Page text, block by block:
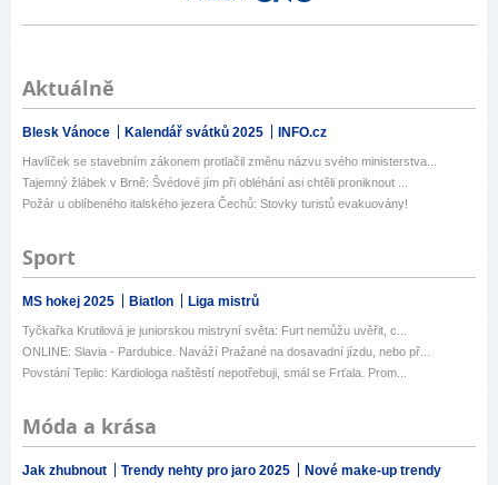
Aktuálně
Blesk Vánoce Kalendář svátků 2025 INFO.cz
Havlíček se stavebním zákonem protlačil změnu názvu svého ministerstva...
Tajemný žlábek v Brně: Švédové jím při obléhání asi chtěli proniknout ...
Požár u oblíbeného italského jezera Čechů: Stovky turistů evakuovány!
Sport
MS hokej 2025 Biatlon Liga mistrů
Tyčkařka Krutilová je juniorskou mistryní světa: Furt nemůžu uvěřit, c...
ONLINE: Slavia - Pardubice. Naváží Pražané na dosavadní jízdu, nebo př...
Povstání Teplic: Kardiologa naštěstí nepotřebuji, smál se Frťala. Prom...
Móda a krása
Jak zhubnout Trendy nehty pro jaro 2025 Nové make-up trendy